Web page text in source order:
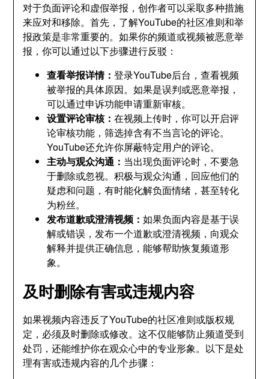
对于负面评论和虚假举报，创作者可以采取多种措施
来应对和移除。首先，了解YouTube的社区准则和举
报政策是非常重要的。如果你的频道或视频被恶意举
报，你可以通过以下步骤进行反驳：
查看举报详情：登录YouTube后台，查看视频
被举报的具体原因。如果是误判或恶意举报，
可以通过申诉功能申请重新审核。
设置评论审核：在视频上传时，你可以开启评
论审核功能，筛选掉含有不当言论的评论。
YouTube还允许你屏蔽特定用户的评论。
主动与观众沟通： 当出现负面评论时，不要急
于删除或忽视。积极与观众沟通，回应他们的
疑虑和问题，有时能化解负面情绪，甚至转化
为粉丝。
发布道歉或澄清视频：如果负面内容是基于误
解或错误，发布一个道歉或澄清视频，向观众
解释并提供正确信息，能够帮助恢复频道形
象。
及时删除有害或违规内容
如果视频内容违反了YouTube的社区准则或版权规
定，必须及时删除或修改。这不仅能够防止频道受到
处罚，还能维护你在观众心中的专业形象。以下是处
理有害或违规内容的几个步骤：